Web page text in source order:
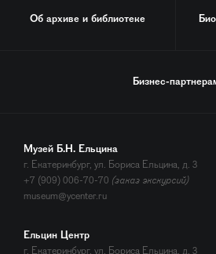
Об архиве и библиотеке
Бизнес-
Музей Б.Н. Ельцина
г. Екатеринбург, ул. Бориса Ельцина, д. 3
+7 (909) 006-70-70 (заказ экскурсий)
museum@ycenter.ru
Ельцин Центр
г. Екатеринбург, ул. Бориса Ельцина, д. 3